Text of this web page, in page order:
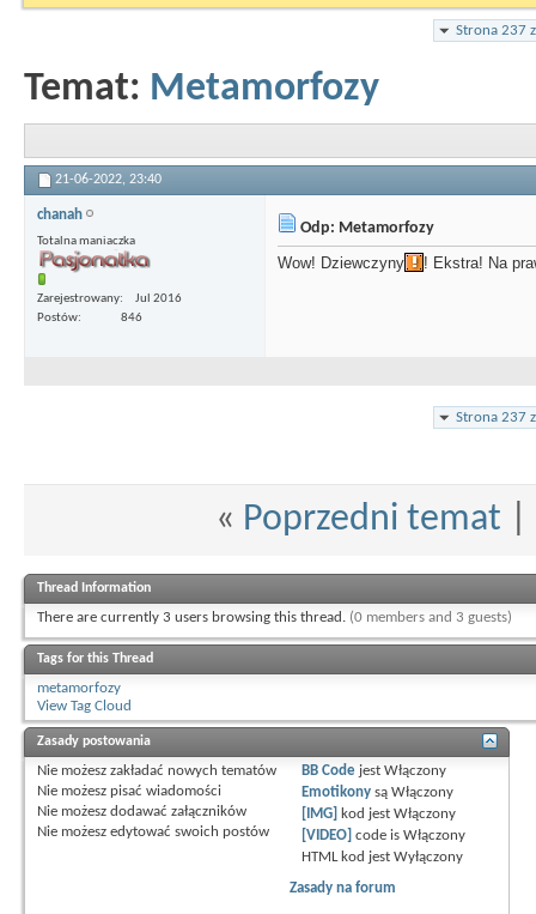
Strona 237
Temat: Metamorfozy
21-06-2022, 23:40
chanah
Totalna maniaczka
Zarejestrowany
Jul 2016
Postów
846
Odp: Metamorfozy
Wow! Dziewczyny
! Ekstra! Na
Strona 237
« Poprzedni temat
Thread Information
There are currently 3 users browsing this thread. (0 members and 3 guests)
Tags for this Thread
metamorfozy
View Tag Cloud
Zasady postowania
Nie możesz zakładać nowych tematów
Nie możesz pisać wiadomości
Nie możesz dodawać załączników
Nie możesz edytować swoich postów
BB Code jestWłączony
Emotikony sąWłączony
[IMG] kod jestWłączony
[VIDEO] code isWłączony
HTML kod jestWyłączony
Zasady na forum